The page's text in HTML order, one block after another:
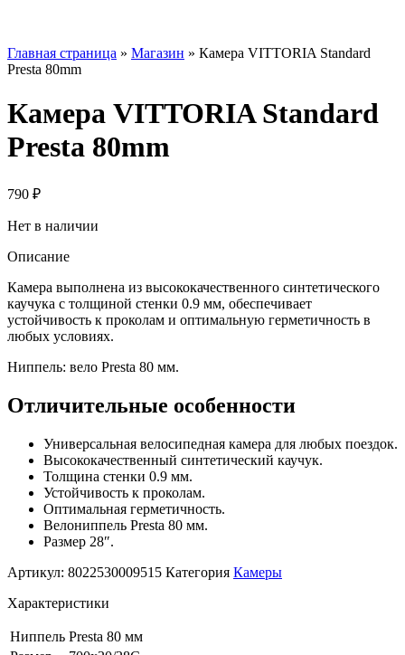
Главная страница » Магазин » Камера VITTORIA Standard
Presta 80mm
Камера VITTORIA Standard
Presta 80mm
790 ₽
Нет в наличии
Описание
Камера выполнена из высококачественного синтетического
каучука с толщиной стенки 0.9 мм, обеспечивает
устойчивость к проколам и оптимальную герметичность в
любых условиях.
Ниппель: вело Presta 80 мм.
Отличительные особенности
Универсальная велосипедная камера для любых поездок.
Высококачественный синтетический каучук.
Толщина стенки 0.9 мм.
Устойчивость к проколам.
Оптимальная герметичность.
Велониппель Presta 80 мм.
Размер 28″.
Артикул: 8022530009515 Категория Камеры
Характеристики
Ниппель Presta 80 мм